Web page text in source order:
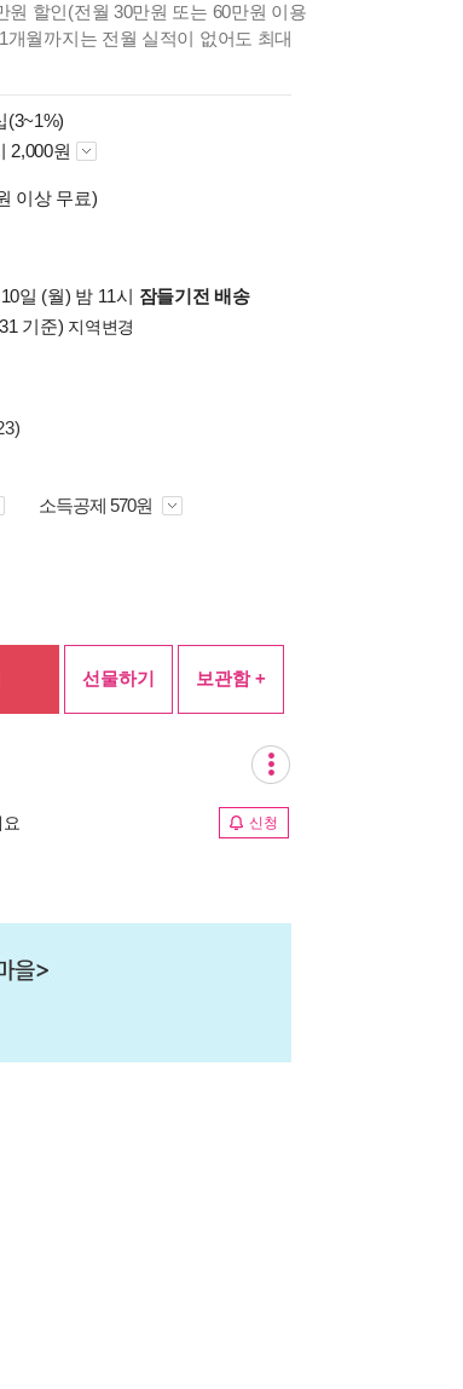
원 할인(전월 30만원 또는 60만원 이용
개월까지는 전월 실적이 없어도 최대
(3~1%)
2,000원
이상 무료)
일 (월) 밤 11시 잠들기전 배송
기준) 지역변경
소득공제 570원
선물하기 보관함 +
신청